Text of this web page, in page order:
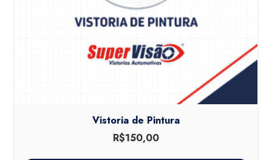
Vistoria de Pintura
R$150,00